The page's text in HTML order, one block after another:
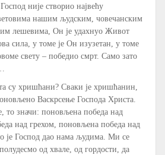
није створио највећу
нашим људским, човечанским
лешевима, Он је удахнуо Живот
сила, у томе је Он изузетан, у томе
свету – победио смрт. Само зато
су хришћани? Сваки је хришћанин,
Васкрсење Господа Христа.
то значи: поновљена победа над
над грехом, поновљена победа над
је Господ дао нама људима. Ми се
од хвале, од гордости, да